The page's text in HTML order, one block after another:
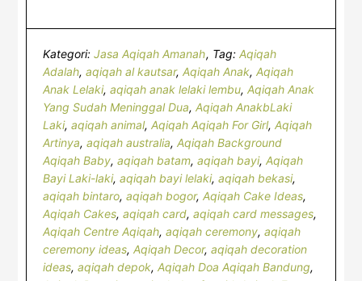
Kategori:Jasa Aqiqah Amanah Tag:Aqiqah
Adalah,aqiqah al kautsar,Aqiqah Anak,Aqiqah
Anak Lelaki,aqiqah anak lelaki lembu,Aqiqah Anak
Yang Sudah Meninggal Dua,Aqiqah AnakbLaki
Laki,aqiqah animal,Aqiqah Aqiqah For Girl,Aqiqah
Artinya,aqiqah australia,Aqiqah Background
Aqiqah Baby,aqiqah batam,aqiqah bayi,Aqiqah
Bayi Laki-laki,aqiqah bayi lelaki,aqiqah bekasi,
aqiqah bintaro,aqiqah bogor,Aqiqah Cake Ideas,
Aqiqah Cakes,aqiqah card,aqiqah card messages,
Aqiqah Centre Aqiqah,aqiqah ceremony,aqiqah
ceremony ideas,Aqiqah Decor,aqiqah decoration
ideas,aqiqah depok,Aqiqah Doa Aqiqah Bandung,